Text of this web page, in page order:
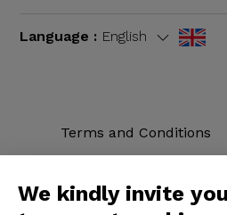
We kindly invite you
Language : English
Terms and Conditions